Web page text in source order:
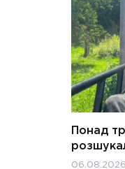
Понад
06.08.2026